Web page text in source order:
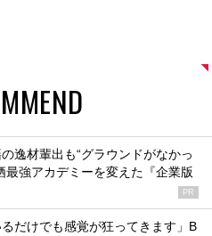
の逸材輩出も“グラウンドがなかっ
最強アカデミーを変えた『企業版
PR
るだけでも感覚が狂ってきます」B